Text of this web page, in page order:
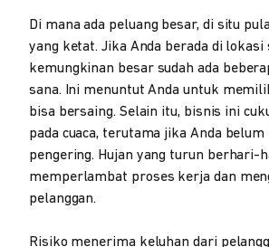
Di mana ada peluang besar, di situ
yang ketat. Jika Anda berada di lokasi
kemungkinan besar sudah ada
sana. Ini menuntut Anda untuk
bisa bersaing. Selain itu, bisnis ini
pada cuaca, terutama jika Anda
pengering. Hujan yang turun berhari-
memperlambat proses kerja dan
pelanggan.
Risiko menerima keluhan dari